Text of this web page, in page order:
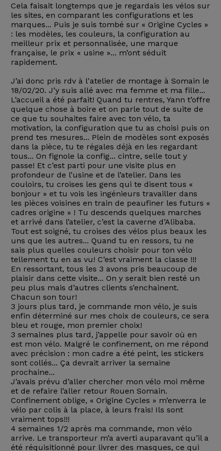
Cela faisait longtemps que je regardais les vélos sur
les sites, en comparant les configurations et les
marques... Puis je suis tombé sur « Origine Cycles »
: les modèles, les couleurs, la configuration au
meilleur prix et personnalisée, une marque
française, le prix « usine »... m’ont séduit
rapidement.
J’ai donc pris rdv à l'atelier de montage à Somain le
18/02/20. J’y suis allé avec ma femme et ma fille...
L’accueil a été parfait! Quand tu rentres, Yann t’offre
quelque chose à boire et on parle tout de suite de
ce que tu souhaites faire avec ton vélo, ta
motivation, la configuration que tu as choisi puis on
prend tes mesures... Plein de modèles sont exposés
dans la pièce, tu te régales déjà en les regardant
tous... On fignole la config... cintre, selle tout y
passe! Et c’est parti pour une visite plus en
profondeur de l’usine et de l’atelier. Dans les
couloirs, tu croises les gens qui te disent tous «
bonjour » et tu vois les ingénieurs travailler dans
les pièces voisines en train de peaufiner les futurs «
cadres origine » ! Tu descends quelques marches
et arrivé dans l’atelier, c’est la caverne d’Alibaba.
Tout est soigné, tu croises des vélos plus beaux les
uns que les autres... Quand tu en ressors, tu ne
sais plus quelles couleurs choisir pour ton vélo
tellement tu en as vu! C’est vraiment la classe !!!
En ressortant, tous les 3 avons pris beaucoup de
plaisir dans cette visite... On y serait bien resté un
peu plus mais d’autres clients s’enchainent.
Chacun son tour!
3 jours plus tard, je commande mon vélo, je suis
enfin déterminé sur mes choix de couleurs, ce sera
bleu et rouge, mon premier choix!
3 semaines plus tard, j’appelle pour savoir où en
est mon vélo. Malgré le confinement, on me répond
avec précision : mon cadre a été peint, les stickers
sont collés... Ça devrait arriver la semaine
prochaine...
J’avais prévu d’aller chercher mon vélo moi même
et de refaire l’aller retour Rouen Somain.
Confinement oblige, « Origine Cycles » m’enverra le
vélo par colis à la place, à leurs frais! Ils sont
vraiment tops!!!
4 semaines 1/2 après ma commande, mon vélo
arrive. Le transporteur m’a averti auparavant qu’il a
été réquisitionné pour livrer des masques, ce qui